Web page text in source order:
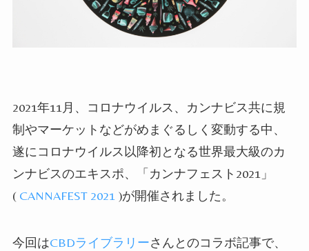
2021年11月、コロナウイルス、カンナビス共に規
制やマーケットなどがめまぐるしく変動する中、
遂にコロナウイルス以降初となる世界最大級のカ
ンナビスのエキスポ、「カンナフェスト 2021」
( CANNAFEST 2021)が開催されました。
今回はCBDライブラリーさんとのコラボ記事で、